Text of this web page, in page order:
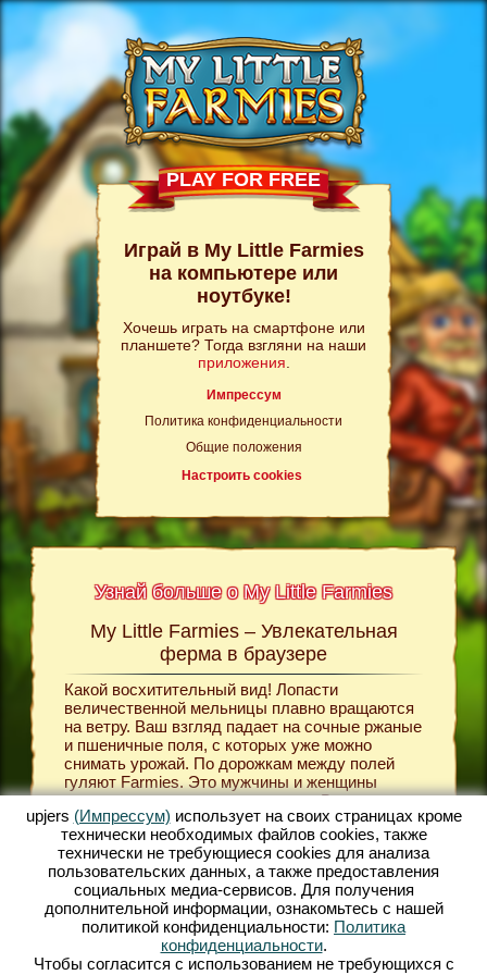
PLAY FOR FREE
Играй в My Little Farmies
на компьютере или
ноутбуке!
Хочешь играть на смартфоне или
планшете? Тогда взгляни на наши
приложения
Импрессум
Политика конфиденциальности
Общие положения
Настроить cookies
Узнай больше о My Little Farmies
My Little Farmies – Увлекательная
ферма в браузере
Какой восхитительный вид! Лопасти
величественной мельницы плавно вращаются
на ветру. Ваш взгляд падает на сочные ржаные
и пшеничные поля, с которых уже можно
снимать урожай. По дорожкам между полей
гуляют Farmies. Это мужчины и женщины
одетые в средневековую одежду. В
разнообразной строительной игреMy Little
Farmiesвы создаёте вашу собственную
деревенскую общину. Вы заботитесь о
хозяйстве, рассаживая зерновые культуры,
фрукты, деревья и овощи. Полученные
природные продукты вы обрабатываете в
различных производственных зданиях, таких
как мельница, пекарня и молочная фабрика.
Игра My Little Farmies предоставит вам
В
затем
вам
для
upjers (Импрессум) использует на своих страницах кроме
технически необходимых файлов сookies, также
технически не требующиеся cookies для анализа
пользовательских данных, а также предоставления
социальных медиа-сервисов. Для получения
дополнительной информации, ознакомьтесь с нашей
политикой конфиденциальности: Политика
конфиденциальности.
Чтобы согласится с использованием не требующихся с